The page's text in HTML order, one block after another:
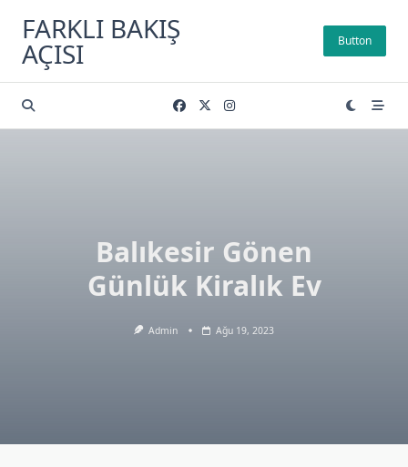
content
FARKLI BAKIŞ
AÇISI Button
Balıkesir Gönen
Günlük Kiralık Ev
Admin Ağu 19, 2023